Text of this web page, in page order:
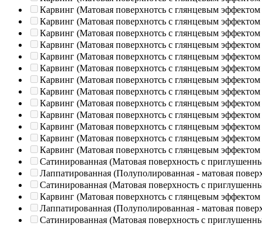
Карвинг (Матовая поверхнотсь с глянцевым эффектом
Карвинг (Матовая поверхнотсь с глянцевым эффектом
Карвинг (Матовая поверхнотсь с глянцевым эффектом
Карвинг (Матовая поверхнотсь с глянцевым эффектом
Карвинг (Матовая поверхнотсь с глянцевым эффектом
Карвинг (Матовая поверхнотсь с глянцевым эффектом
Карвинг (Матовая поверхнотсь с глянцевым эффектом
Карвинг (Матовая поверхнотсь с глянцевым эффектом
Карвинг (Матовая поверхнотсь с глянцевым эффектом
Карвинг (Матовая поверхнотсь с глянцевым эффектом
Карвинг (Матовая поверхнотсь с глянцевым эффектом
Карвинг (Матовая поверхнотсь с глянцевым эффектом
Карвинг (Матовая поверхнотсь с глянцевым эффектом
Сатинированная (Матовая поверхность с
Лаппатированная (Полуполированная - матовая
Сатинированная (Матовая поверхность с
Карвинг (Матовая поверхнотсь с глянцевым эффектом
Лаппатированная (Полуполированная - матовая
Сатинированная (Матовая поверхность с